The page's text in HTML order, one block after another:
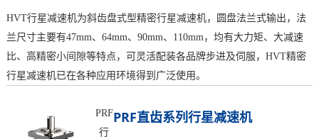
HVT行星减速机为斜齿盘式型精密行星减速机，圆盘法兰式输出，法
兰尺寸主要有47mm、64mm、90mm、110mm，均有大力矩、大减速
比、高精密小间隙等特点，可灵活配装各品牌步进及伺服，HVT精密
行星减速机已在各种应用环境得到广泛使用。
PRF直齿系列行星减速机
PRF
行